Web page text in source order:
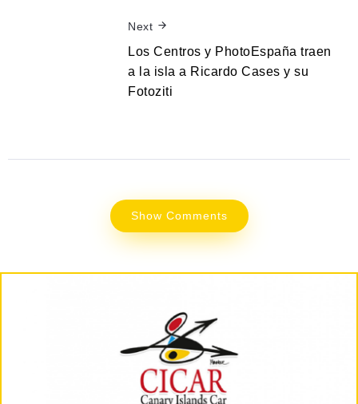
Next
Los Centros y PhotoEspaña traen
a la isla a Ricardo Cases y su
Fotoziti
Show Comments